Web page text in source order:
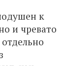
к
и чревато